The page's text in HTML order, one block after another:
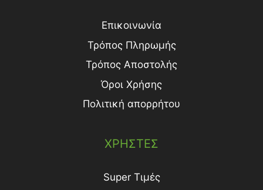
Επικοινωνία
Τρόπος Πληρωμής
Τρόπος Aποστολής
Όροι Χρήσης
Πολιτική απορρήτου
ΧΡΗΣΤΕΣ
Super Τιμές